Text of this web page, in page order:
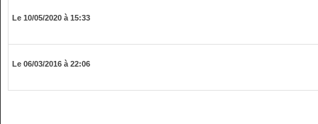
Le 10/05/2020 à 15:33
Le 06/03/2016 à 22:06